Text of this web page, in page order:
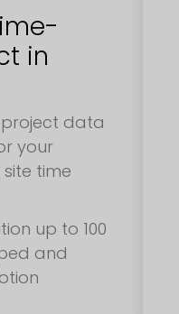
in
data
your
time
up to 100
and